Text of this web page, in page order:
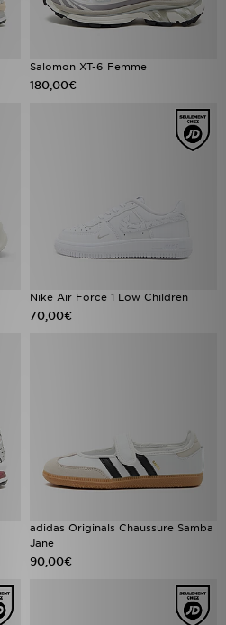
Salomon XT-6 Femme
180,00€
Nike Air Force 1 Low Children
70,00€
adidas Originals Chaussure Samba
Jane
90,00€